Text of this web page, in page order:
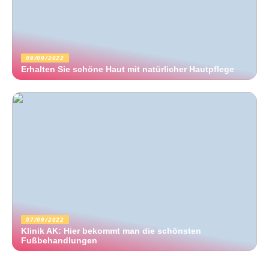
09/09/2022
Erhalten Sie schöne Haut mit natürlicher Hautpflege
07/09/2022
Klinik AK: Hier bekommt man die schönsten
Fußbehandlungen